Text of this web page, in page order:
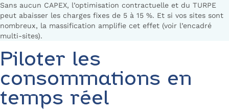
Sans aucun CAPEX, l’optimisation contractuelle et du TURPE
peut abaisser les charges fixes de 5 à 15 %. Et si vos sites sont
nombreux, la massification amplifie cet effet (voir l’encadré
multi-sites).
Piloter les
consommations en
temps réel